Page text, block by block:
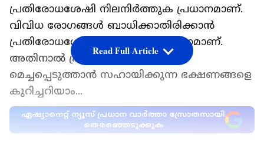
പ്രതിരോധശേഷി നിലനിർത്തുക പ്രധാനമാണ്.
വിവിധ രോ​ഗങ്ങൾ ബാധിക്കാതിരിക്കാൻ
പ്രതിരോധശേഷി കൂട്ടേണ്ടത് പ്രധാനമാണ്.
അതിനാൽ പ്രതിരോധ സംവിധാനം
മെച്ചപ്പെടുത്താൻ സഹായിക്കുന്ന ഭക്ഷണങ്ങളെ
കുറിച്ചറിയാം...
ഏഷ്യാനെറ്റ് ന്യൂസ് പ്രധാന വാർത്താ സ്രോതസായി
തെരഞ്ഞെടുക്കുക
Read Full Article